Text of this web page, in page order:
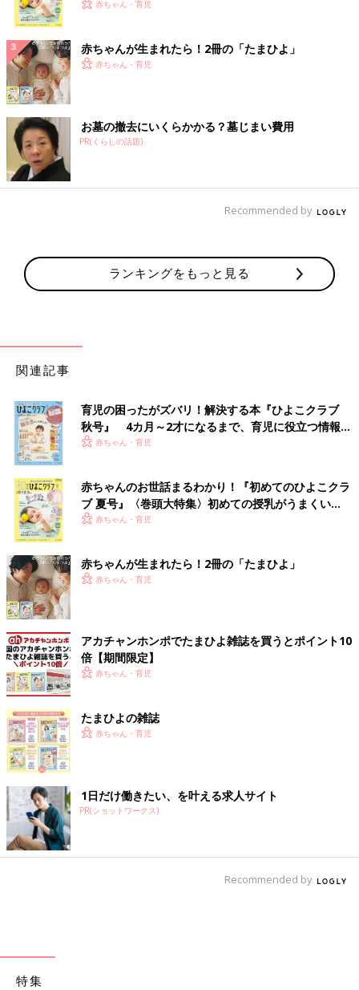
く！ おっぱい・ミルクの基本と夏のトラブル 解決テ
赤ちゃん・育児
赤ちゃんが生まれたら！2冊の「たまひよ」
赤ちゃん・育児
お墓の撤去にいくらかかる？墓じまい費用
PR(くらしの話題)
Recommended by
ランキングをもっと見る
関連記事
育児の困ったがズバリ！解決する本『ひよこクラブ
秋号』 4カ月～2才になるまで、育児に役立つ情報が
いっぱい！
赤ちゃん・育児
赤ちゃんのお世話まるわかり！『初めてのひよこクラ
ブ 夏号』〈巻頭大特集〉初めての授乳がうまくい
く！ おっぱい・ミルクの基本と夏のトラブル 解決テ
赤ちゃん・育児
赤ちゃんが生まれたら！2冊の「たまひよ」
赤ちゃん・育児
アカチャンホンポでたまひよ雑誌を買うとポイント10
倍【期間限定】
赤ちゃん・育児
たまひよの雑誌
赤ちゃん・育児
1日だけ働きたい、を叶える求人サイト
PR(ショットワークス)
Recommended by
特集